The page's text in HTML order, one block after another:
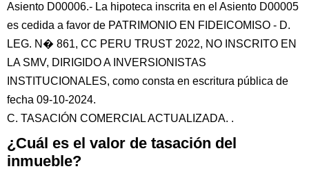
Asiento D00006.- La hipoteca inscrita en el Asiento D00005
es cedida a favor de PATRIMONIO EN FIDEICOMISO - D.
LEG. N� 861, CC PERU TRUST 2022, NO INSCRITO EN
LA SMV, DIRIGIDO A INVERSIONISTAS
INSTITUCIONALES, como consta en escritura pública de
fecha 09-10-2024.
C. TASACIÓN COMERCIAL ACTUALIZADA. .
¿Cuál es el valor de tasación del
inmueble?